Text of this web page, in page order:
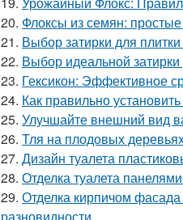
20. Флоксы из семян:
21. Выбор затирки для
22. Выбор идеальной
23. Гексикон: Эффективное
24. Как правильно
25. Улучшайте внешний вид
26. Тля на плодовых
27. Дизайн туалета
28. Отделка туалета
29. Отделка кирпичом